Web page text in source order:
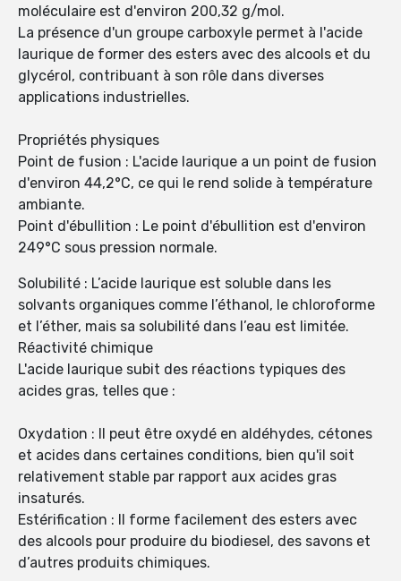
moléculaire est d'environ 200,32 g/mol.
La présence d'un groupe carboxyle permet à l'acide
laurique de former des esters avec des alcools et du
glycérol, contribuant à son rôle dans diverses
applications industrielles.
Propriétés physiques
Point de fusion : L'acide laurique a un point de fusion
d'environ 44,2°C, ce qui le rend solide à température
ambiante.
Point d'ébullition : Le point d'ébullition est d'environ
249°C sous pression normale.
Solubilité : L’acide laurique est soluble dans les
solvants organiques comme l’éthanol, le chloroforme
et l’éther, mais sa solubilité dans l’eau est limitée.
Réactivité chimique
L'acide laurique subit des réactions typiques des
acides gras, telles que :
Oxydation : Il peut être oxydé en aldéhydes, cétones
et acides dans certaines conditions, bien qu'il soit
relativement stable par rapport aux acides gras
insaturés.
Estérification : Il forme facilement des esters avec
des alcools pour produire du biodiesel, des savons et
d’autres produits chimiques.